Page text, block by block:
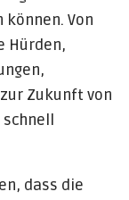
Von
Hürden,
Zukunft von
dass die